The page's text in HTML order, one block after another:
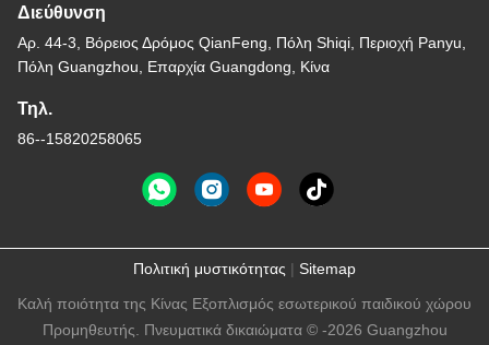
Διεύθυνση
Αρ. 44-3, Βόρειος Δρόμος QianFeng, Πόλη Shiqi, Περιοχή Panyu,
Πόλη Guangzhou, Επαρχία Guangdong, Κίνα
Τηλ.
86--15820258065
Πολιτική μυστικότητας | Sitemap
Καλή ποιότητα της Κίνας Εξοπλισμός εσωτερικού παιδικού χώρου
Προμηθευτής. Πνευματικά δικαιώματα © -2026 Guangzhou